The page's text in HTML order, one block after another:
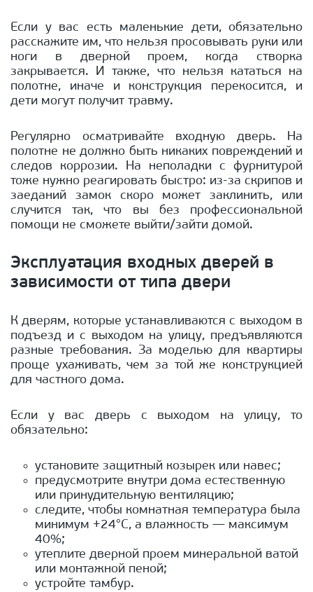
Если у вас есть маленькие дети, обязательно
расскажите им, что нельзя просовывать руки или
ноги в дверной проем, когда створка
закрывается. И также, что нельзя кататься на
полотне, иначе и конструкция перекосится, и
дети могут получит травму.
Регулярно осматривайте входную дверь. На
полотне не должно быть никаких повреждений и
следов коррозии. На неполадки с фурнитурой
тоже нужно реагировать быстро: из-за скрипов и
заеданий замок скоро может заклинить, или
случится так, что вы без профессиональной
помощи не сможете выйти/зайти домой.
Эксплуатация входных дверей в
зависимости от типа двери
К дверям, которые устанавливаются с выходом в
подъезд и с выходом на улицу, предъявляются
разные требования. За моделью для квартиры
проще ухаживать, чем за той же конструкцией
для частного дома.
Если у вас дверь с выходом на улицу, то
обязательно:
установите защитный козырек или навес;
предусмотрите внутри дома естественную
или принудительную вентиляцию;
следите, чтобы комнатная температура была
минимум +24°С, а влажность — максимум
40%;
утеплите дверной проем минеральной ватой
или монтажной пеной;
устройте тамбур.